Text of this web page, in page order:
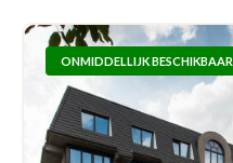
ONMIDDELLIJK BESCHIKBAAR